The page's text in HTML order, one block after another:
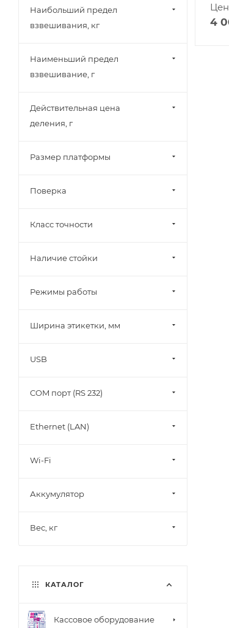
4
Наибольший предел
взвешивания, кг
Наименьший предел
взвешивание, г
Действительная цена
деления, г
Размер платформы
Поверка
Класс точности
Наличие стойки
Режимы работы
Ширина этикетки, мм
USB
COM порт (RS 232)
Ethernet (LAN)
Wi-Fi
Аккумулятор
Вес, кг
КАТАЛОГ
Кассовое оборудование